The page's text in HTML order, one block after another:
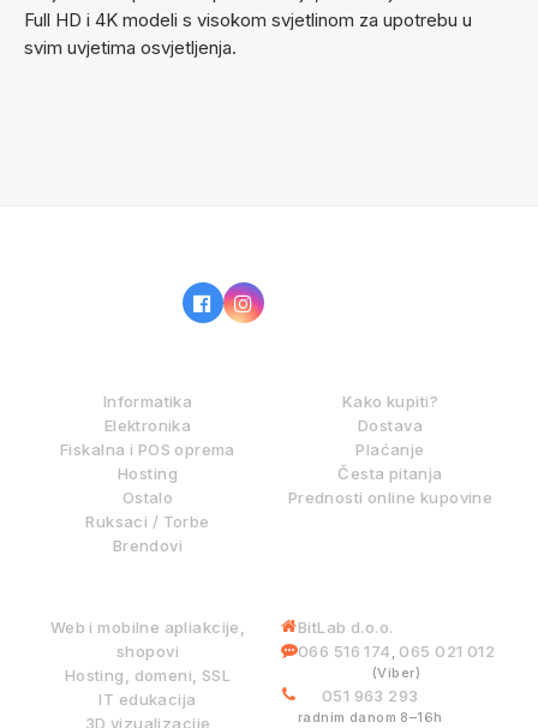
Full HD i 4K modeli s visokom svjetlinom za upotrebu u
svim uvjetima osvjetljenja.
Informatika
Elektronika
Fiskalna i POS oprema
Hosting
Ostalo
Ruksaci / Torbe
Brendovi
Kako kupiti?
Dostava
Plaćanje
Česta pitanja
Prednosti online kupovine
Web i mobilne apliakcije,
shopovi
Hosting, domeni, SSL
IT edukacija
3D vizualizacije
BitLab d.o.o.
066 516 174, 065 021 012
(Viber)
051 963 293
radnim danom 8–16h